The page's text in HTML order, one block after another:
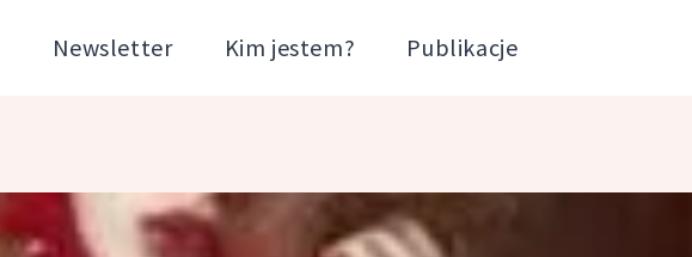
Newsletter Kim jestem? Publikacje